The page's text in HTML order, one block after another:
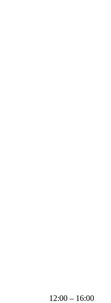
12:00 – 16:00